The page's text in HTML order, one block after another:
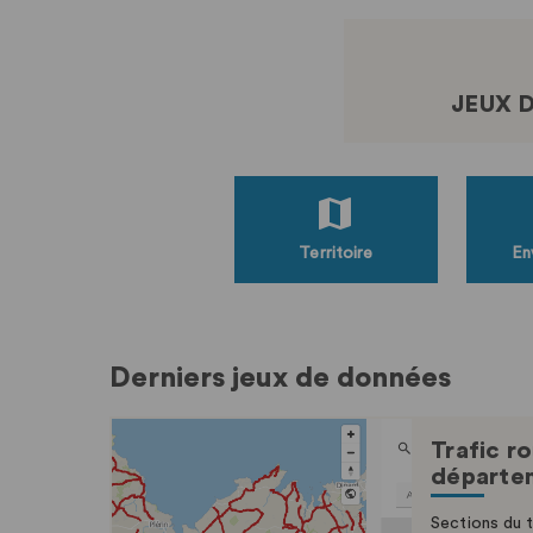
JEUX
Territoire
Derniers jeux de données
Trafic
Sections du